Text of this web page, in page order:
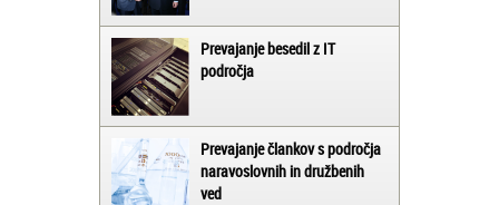
Prevajanje besedil z IT
področja
Prevajanje člankov s področja
naravoslovnih in družbenih
ved